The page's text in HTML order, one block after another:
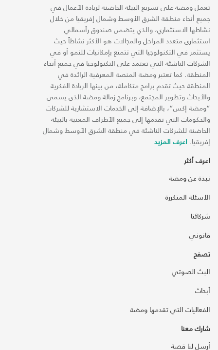
تعمل ومضة على تسريع البيئة الحاضنة لريادة الأعمال في
جميع أنحاء منطقة الشرق الأوسط وشمال إفريقيا من خلال
نشاطها الاستثماري، والذي يتضمن صندوق رأسمالي
استثماري متعدد المراحل والمجالات هو الأكثر نشاطاً حيث
يستثمر في التكنولوجيا التي تتمتع بإمكانيات للنمو أو في
الشركات الناشئة التي تعتمد على التكنولوجيا في جميع أنحاء
المنطقة. كما تعتبر ومضة المنصة المعرفية الرائدة في
المنطقة حيث تقدم برامج متكاملة، من بينها الريادة الفكرية
والأبحاث وتطوير المجتمع، وبرنامج زمالة ومضة الذي يسمى
“ومضة إكس“، بالإضافة إلى الخدمات الاستشارية للشركات
والحكومات التي تقدمها إلى جميع الأطراف المعنية بالبيئة
الحاضنة للشركات الناشئة في منطقة الشرق الأوسط وشمال
إفريقيا. اعرف المزيد
اعرف أكثر
نبذة عن ومضة
الأسئلة المتكررة
شركائنا
قانوني
تصفح
البث الصوتي
أبحاث
الفعاليات التي تقدمها ومضة
شارك معنا
أرسل لنا قصة